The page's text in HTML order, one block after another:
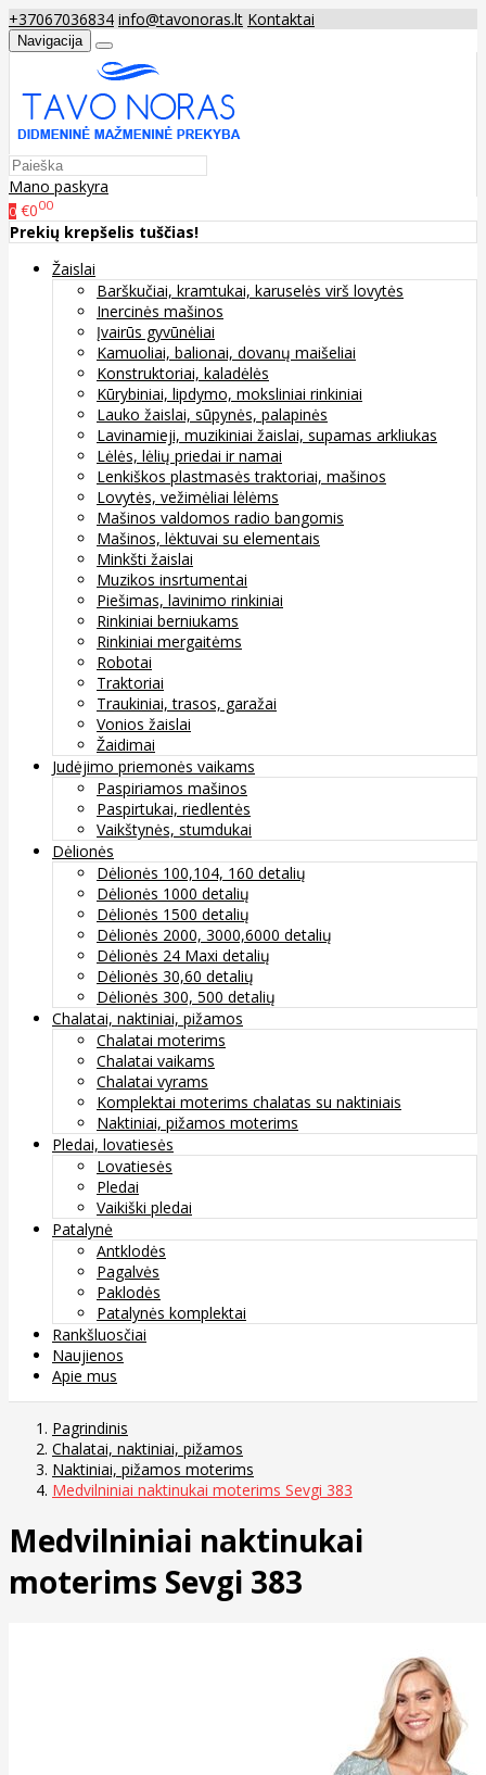
+37067036834 info@tavonoras.lt Kontaktai
Navigacija
Mano paskyra
0 €000
Prekių krepšelis tuščias!
Žaislai
Barškučiai, kramtukai, karuselės virš lovytės
Inercinės mašinos
Įvairūs gyvūnėliai
Kamuoliai, balionai, dovanų maišeliai
Konstruktoriai, kaladėlės
Kūrybiniai, lipdymo, moksliniai rinkiniai
Lauko žaislai, sūpynės, palapinės
Lavinamieji, muzikiniai žaislai, supamas arkliukas
Lėlės, lėlių priedai ir namai
Lenkiškos plastmasės traktoriai, mašinos
Lovytės, vežimėliai lėlėms
Mašinos valdomos radio bangomis
Mašinos, lėktuvai su elementais
Minkšti žaislai
Muzikos insrtumentai
Piešimas, lavinimo rinkiniai
Rinkiniai berniukams
Rinkiniai mergaitėms
Robotai
Traktoriai
Traukiniai, trasos, garažai
Vonios žaislai
Žaidimai
Judėjimo priemonės vaikams
Paspiriamos mašinos
Paspirtukai, riedlentės
Vaikštynės, stumdukai
Dėlionės
Dėlionės 100,104, 160 detalių
Dėlionės 1000 detalių
Dėlionės 1500 detalių
Dėlionės 2000, 3000,6000 detalių
Dėlionės 24 Maxi detalių
Dėlionės 30,60 detalių
Dėlionės 300, 500 detalių
Chalatai, naktiniai, pižamos
Chalatai moterims
Chalatai vaikams
Chalatai vyrams
Komplektai moterims chalatas su naktiniais
Naktiniai, pižamos moterims
Pledai, lovatiesės
Lovatiesės
Pledai
Vaikiški pledai
Patalynė
Antklodės
Pagalvės
Paklodės
Patalynės komplektai
Rankšluosčiai
Naujienos
Apie mus
Pagrindinis
Chalatai, naktiniai, pižamos
Naktiniai, pižamos moterims
Medvilniniai naktinukai moterims Sevgi 383
Medvilniniai naktinukai
moterims Sevgi 383